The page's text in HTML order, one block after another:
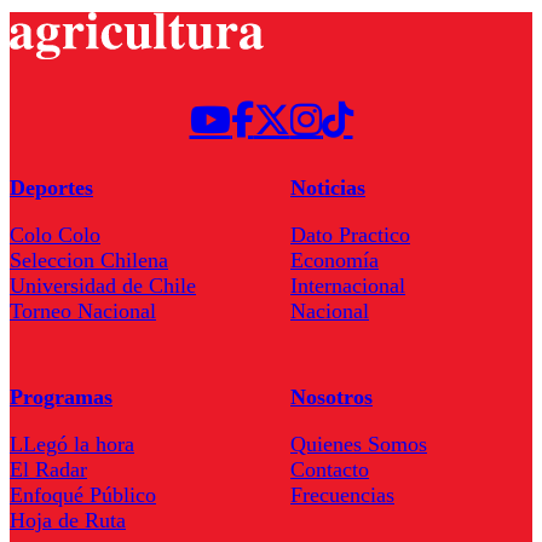
Deportes
Colo Colo
Seleccion Chilena
Universidad de Chile
Torneo Nacional
Noticias
Dato Practico
Economía
Internacional
Nacional
Programas
LLegó la hora
El Radar
Enfoqué Público
Hoja de Ruta
Nosotros
Quienes Somos
Contacto
Frecuencias